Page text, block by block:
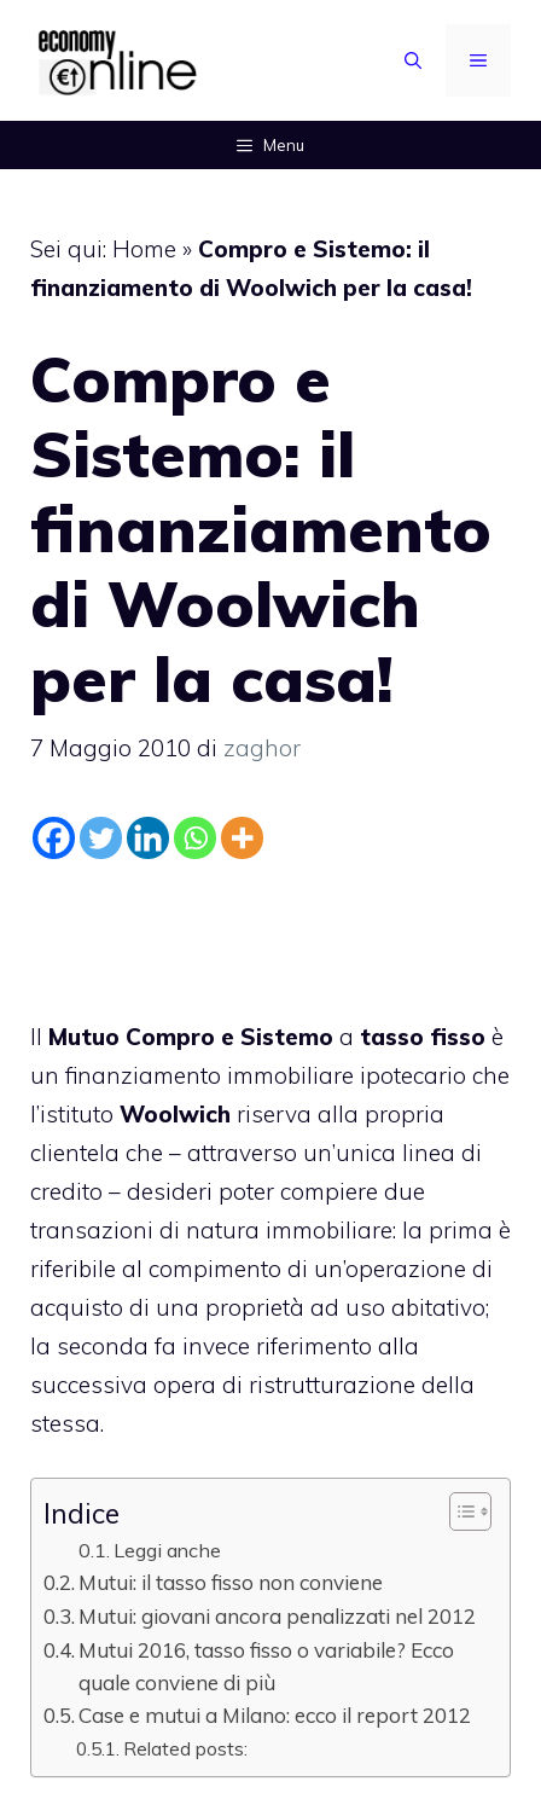
contenuto
MENU
Menu
Sei qui: Home » Compro e Sistemo: il
finanziamento di Woolwich per la casa!
Compro e
Sistemo: il
finanziamento
di Woolwich
per la casa!
7 Maggio 2010 di zaghor
Il Mutuo Compro e Sistemo a tasso fisso è
un finanziamento immobiliare ipotecario che
l’istituto Woolwich riserva alla propria
clientela che – attraverso un’unica linea di
credito – desideri poter compiere due
transazioni di natura immobiliare: la prima è
riferibile al compimento di un’operazione di
acquisto di una proprietà ad uso abitativo;
la seconda fa invece riferimento alla
successiva opera di ristrutturazione della
stessa.
Indice
Leggi anche
Mutui: il tasso fisso non conviene
Mutui: giovani ancora penalizzati nel 2012
Mutui 2016, tasso fisso o variabile? Ecco
quale conviene di più
Case e mutui a Milano: ecco il report 2012
Related posts: